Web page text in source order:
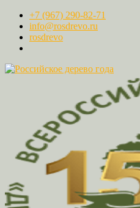
+7 (967) 290-82-71
info@rosdrevo.ru
rosdrevo